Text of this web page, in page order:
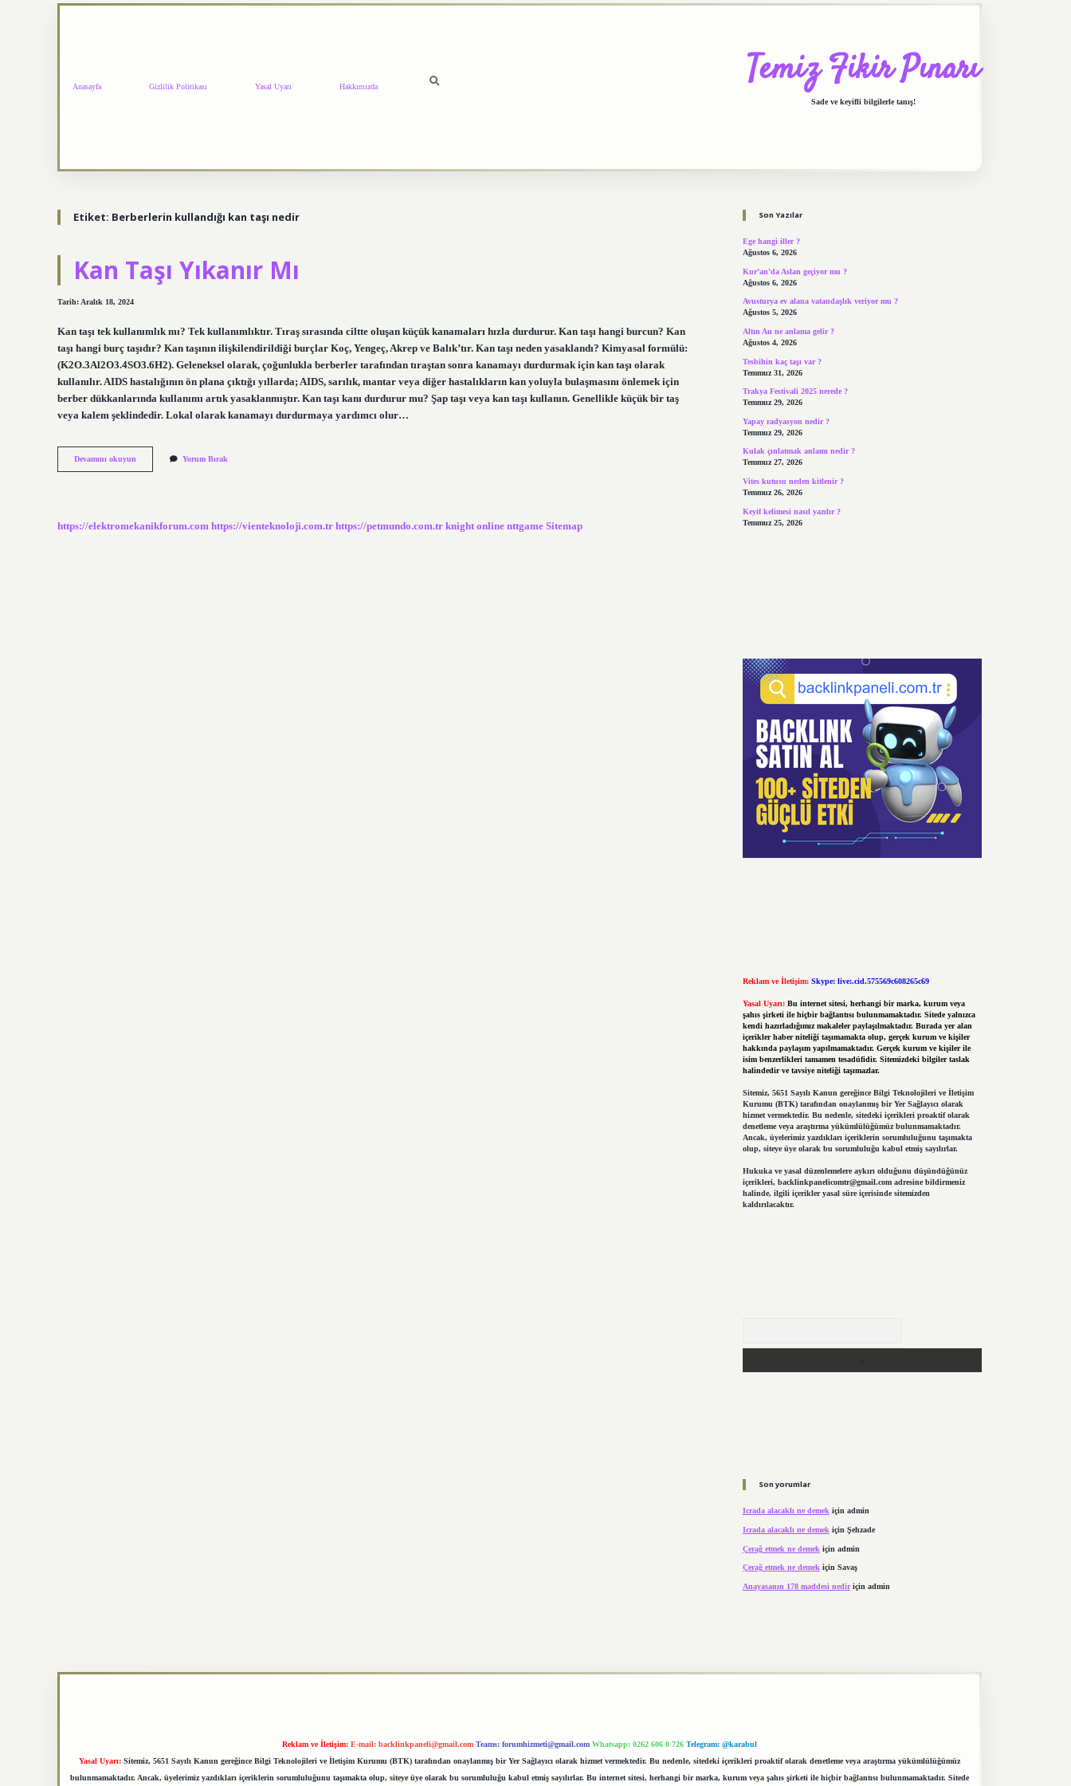
Anasayfa Gizlilik Politikası Yasal Uyarı Hakkımızda Temiz Fikir Pınarı
Sade ve keyifli bilgilerle tanış!
Etiket: Berberlerin kullandığı kan taşı nedir
Kan Taşı Yıkanır Mı
Tarih: Aralık 18, 2024
Kan taşı tek kullanımlık mı? Tek kullanımlıktır. Tıraş sırasında ciltte oluşan küçük kanamaları hızla durdurur. Kan taşı hangi burcun? Kan
taşı hangi burç taşıdır? Kan taşının ilişkilendirildiği burçlar Koç, Yengeç, Akrep ve Balık’tır. Kan taşı neden yasaklandı? Kimyasal formülü:
(K2O.3Al2O3.4SO3.6H2). Geleneksel olarak, çoğunlukla berberler tarafından tıraştan sonra kanamayı durdurmak için kan taşı olarak
kullanılır. AIDS hastalığının ön plana çıktığı yıllarda; AIDS, sarılık, mantar veya diğer hastalıkların kan yoluyla bulaşmasını önlemek için
berber dükkanlarında kullanımı artık yasaklanmıştır. Kan taşı kanı durdurur mu? Şap taşı veya kan taşı kullanın. Genellikle küçük bir taş
veya kalem şeklindedir. Lokal olarak kanamayı durdurmaya yardımcı olur…
Devamını okuyun
Taşı
Yorum Bırak
https://elektromekanikforum.com https://vienteknoloji.com.tr https://petmundo.com.tr knight online nttgame Sitemap
Son Yazılar
Ege hangi iller ?
Ağustos 6, 2026
Kur’an’da Aslan geçiyor mu ?
Ağustos 6, 2026
Avusturya ev alana vatandaşlık veriyor mu ?
Ağustos 5, 2026
Altın Au ne anlama gelir ?
Ağustos 4, 2026
Tesbihin kaç taşı var ?
Temmuz 31, 2026
Trakya Festivali 2025 nerede ?
Temmuz 29, 2026
Yapay radyasyon nedir ?
Temmuz 29, 2026
Kulak çınlatmak anlamı nedir ?
Temmuz 27, 2026
Vites kutusu neden kitlenir ?
Temmuz 26, 2026
Keyif kelimesi nasıl yazılır ?
Temmuz 25, 2026
Reklam ve İletişim: Skype: live:.cid.575569c608265c69
Yasal Uyarı: Bu internet sitesi, herhangi bir marka, kurum veya
şahıs şirketi ile hiçbir bağlantısı bulunmamaktadır. Sitede yalnızca
kendi hazırladığımız makaleler paylaşılmaktadır. Burada yer alan
içerikler haber niteliği taşımamakta olup, gerçek kurum ve kişiler
hakkında paylaşım yapılmamaktadır. Gerçek kurum ve kişiler ile
isim benzerlikleri tamamen tesadüfidir. Sitemizdeki bilgiler taslak
halindedir ve tavsiye niteliği taşımazlar.
Sitemiz, 5651 Sayılı Kanun gereğince Bilgi Teknolojileri ve İletişim
Kurumu (BTK) tarafından onaylanmış bir Yer Sağlayıcı olarak
hizmet vermektedir. Bu nedenle, sitedeki içerikleri proaktif olarak
denetleme veya araştırma yükümlülüğümüz bulunmamaktadır.
Ancak, üyelerimiz yazdıkları içeriklerin sorumluluğunu taşımakta
olup, siteye üye olarak bu sorumluluğu kabul etmiş sayılırlar.
Hukuka ve yasal düzenlemelere aykırı olduğunu düşündüğünüz
içerikleri, backlinkpanelicomtr@gmail.comadresine bildirmeniz
halinde, ilgili içerikler yasal süre içerisinde sitemizden
kaldırılacaktır.
Son yorumlar
Icrada alacaklı ne demekiçin admin
Icrada alacaklı ne demek için Şehzade
Çerağ etmek ne demek için admin
Çerağ etmek ne demek için Savaş
Anayasanın 178 maddesi nediriçin admin
Reklam ve İletişim: E-mail: backlinkpaneli@gmail.com Teams: forumhizmeti@gmail.com Whatsapp: 0262 606 0 726 Telegram: @karabul
Yasal Uyarı: Sitemiz, 5651 Sayılı Kanun gereğince Bilgi Teknolojileri ve İletişim Kurumu (BTK) tarafından onaylanmış bir Yer Sağlayıcı olarak hizmet vermektedir. Bu nedenle, sitedeki içerikleri proaktif olarak denetleme veya araştırma yükümlülüğümüz
bulunmamaktadır. Ancak, üyelerimiz yazdıkları içeriklerin sorumluluğunu taşımakta olup, siteye üye olarak bu sorumluluğu kabul etmiş sayılırlar. Bu internet sitesi, herhangi bir marka, kurum veya şahıs şirketi ile hiçbir bağlantısı bulunmamaktadır. Sitede